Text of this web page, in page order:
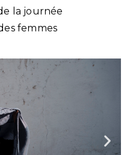
la journée
femmes